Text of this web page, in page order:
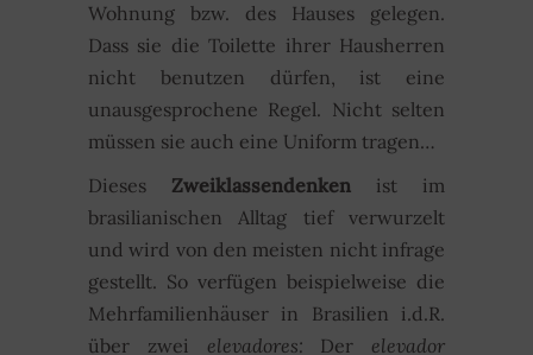
Wohnung bzw. des Hauses gelegen.
Dass sie die Toilette ihrer Hausherren
nicht benutzen dürfen, ist eine
unausgesprochene Regel. Nicht selten
müssen sie auch eine Uniform tragen…
Dieses Zweiklassendenken ist im
brasilianischen Alltag tief verwurzelt
und wird von den meisten nicht infrage
gestellt. So verfügen beispielweise die
Mehrfamilienhäuser in Brasilien i.d.R.
über zwei elevadores: Der elevador